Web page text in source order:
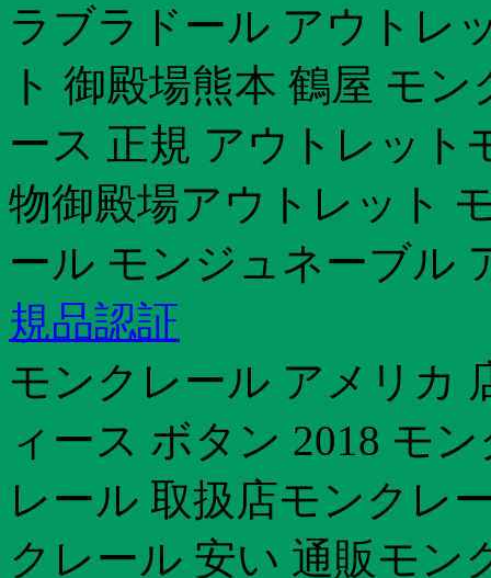
ラブラドール アウトレ
ト 御殿場熊本 鶴屋 モ
ース 正規 アウトレット
物御殿場アウトレット
ール モンジュネーブル
規品認証
モンクレール アメリカ
ィース ボタン 2018 モ
レール 取扱店モンクレ
クレール 安い 通販モン